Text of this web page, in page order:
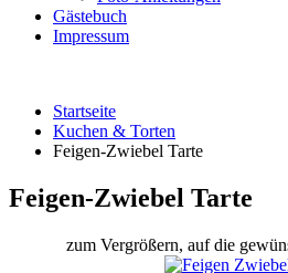
Gästebuch
Impressum
Startseite
Kuchen & Torten
Feigen-Zwiebel Tarte
Feigen-Zwiebel Tarte
zum Vergrößern, auf die